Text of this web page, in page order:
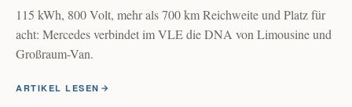
115 kWh, 800 Volt, mehr als 700 km Reichweite und Platz für
acht: Mercedes verbindet im VLE die DNA von Limousine und
Großraum-Van.
ARTIKEL LESEN